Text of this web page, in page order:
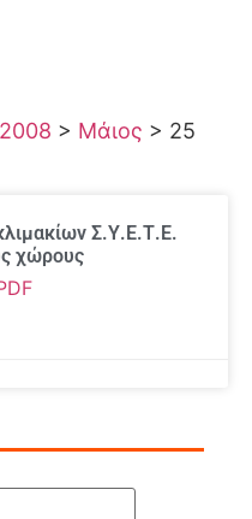
2008 > Μάιος > 25
Σ.Υ.Ε.Τ.Ε.
χώρους